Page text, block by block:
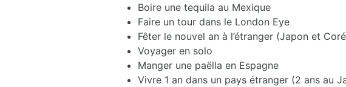
Boire une tequila au Mexique
Faire un tour dans le London Eye
Fêter le nouvel an à l’étranger (Japon et
Voyager en solo
Manger une paëlla en Espagne
Vivre 1 an dans un pays étranger (2 ans au